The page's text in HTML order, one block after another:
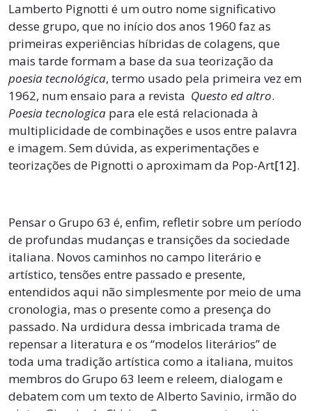
Lamberto Pignotti é um outro nome significativo
desse grupo, que no início dos anos 1960 faz as
primeiras experiências híbridas de colagens, que
mais tarde formam a base da sua teorização da
poesia tecnológica, termo usado pela primeira vez em
1962, num ensaio para a revista Questo ed altro.
Poesia tecnologica para ele está relacionada à
multiplicidade de combinações e usos entre palavra
e imagem. Sem dúvida, as experimentações e
teorizações de Pignotti o aproximam da Pop-Art[12].
Pensar o Grupo 63 é, enfim, refletir sobre um período
de profundas mudanças e transições da sociedade
italiana. Novos caminhos no campo literário e
artístico, tensões entre passado e presente,
entendidos aqui não simplesmente por meio de uma
cronologia, mas o presente como a presença do
passado. Na urdidura dessa imbricada trama de
repensar a literatura e os “modelos literários” de
toda uma tradição artística como a italiana, muitos
membros do Grupo 63 leem e releem, dialogam e
debatem com um texto de Alberto Savinio, irmão do